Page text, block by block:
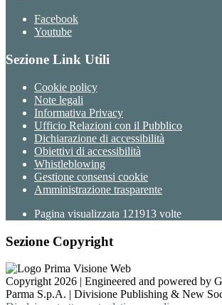
Facebook
Youtube
Sezione Link Utili
Cookie policy
Note legali
Informativa Privacy
Ufficio Relazioni con il Pubblico
Dichiarazione di accessibilità
Obiettivi di accessibilità
Whistleblowing
Gestione consensi cookie
Amministrazione trasparente
Pagina visualizzata 121913 volte
Sezione Copyright
Copyright 2026 | Engineered and powered by
Parma S.p.A. | Divisione Publishing & New